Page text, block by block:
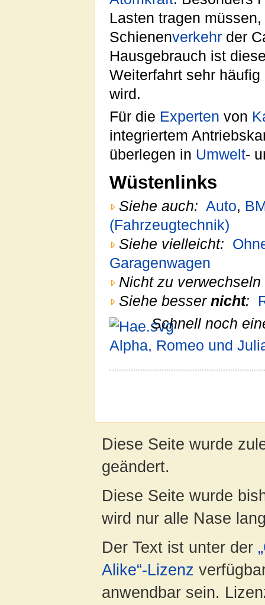
Lasten tragen
Schienenverkehr der
Hausgebrauch ist
Weiterfahrt sehr
wird.
Für die Experten von
integriertem
überlegen in Umwelt-
Wüstenlinks
Siehe auch: Auto,
(Fahrzeugtechnik)
Siehe vielleicht:
Garagenwagen
Nicht zu verwechseln
Siehe besser nicht:
Schnell noch
Alpha, Romeo und
Diese Seite wurde
geändert.
Diese Seite wurde
wird nur alle Nase
Der Text ist unter der
Alike“-Lizenz
anwendbar sein.